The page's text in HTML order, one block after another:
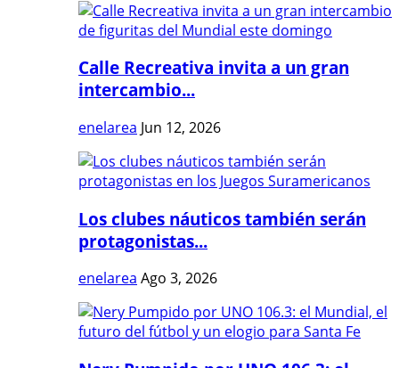
Calle Recreativa invita a un gran
intercambio...
enelarea Jun 12, 2026
Los clubes náuticos también serán
protagonistas...
enelarea Ago 3, 2026